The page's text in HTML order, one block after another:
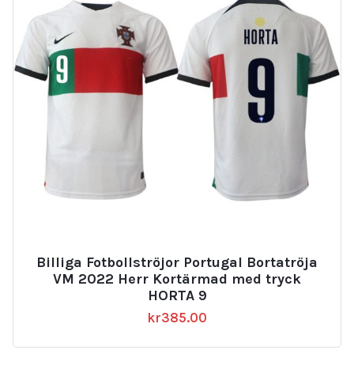
Billiga Fotbollströjor Portugal Bortatröja
VM 2022 Herr Kortärmad med tryck
HORTA 9
kr385.00